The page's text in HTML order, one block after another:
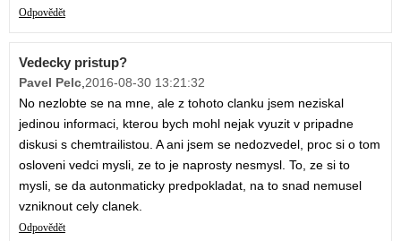
Odpovědět
Vedecky pristup?
Pavel Pelc,2016-08-30 13:21:32
No nezlobte se na mne, ale z tohoto clanku jsem neziskal
jedinou informaci, kterou bych mohl nejak vyuzit v pripadne
diskusi s chemtrailistou. A ani jsem se nedozvedel, proc si o tom
osloveni vedci mysli, ze to je naprosty nesmysl. To, ze si to
mysli, se da autonmaticky predpokladat, na to snad nemusel
vzniknout cely clanek.
Odpovědět